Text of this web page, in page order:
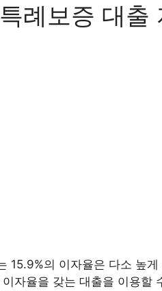
례보증 대출
15.9%의 이자율은 다소 높
자율을 갖는 대출을 이용할